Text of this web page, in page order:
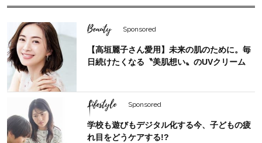
Beauty Sponsored
【高垣麗子さん愛用】未来の肌のために。毎
日続けたくなる〝美肌想い〟のUVクリーム
Lifestyle Sponsored
学校も遊びもデジタル化する今、子どもの疲
れ目をどうケアする!?